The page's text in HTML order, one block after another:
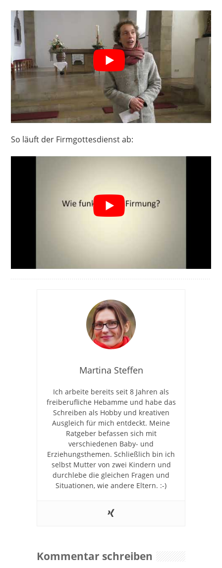
So läuft der Firmgottesdienst ab:
Martina Steffen
Ich arbeite bereits seit 8 Jahren als
freiberufliche Hebamme und habe das
Schreiben als Hobby und kreativen
Ausgleich für mich entdeckt. Meine
Ratgeber befassen sich mit
verschiedenen Baby- und
Erziehungsthemen. Schließlich bin ich
selbst Mutter von zwei Kindern und
durchlebe die gleichen Fragen und
Situationen, wie andere Eltern. :-)
Kommentar schreiben